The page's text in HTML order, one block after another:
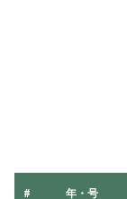
# 年・号